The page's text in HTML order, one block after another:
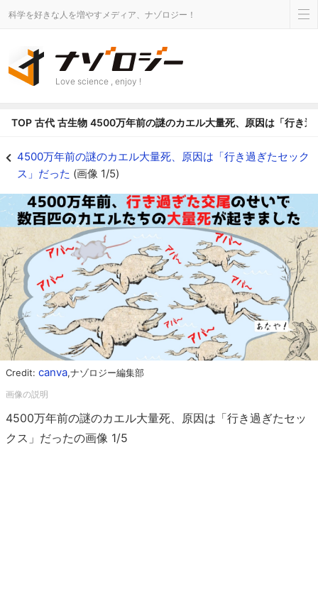
科学を好きな人を増やすメディア、ナゾロジー！
Love science , enjoy !
TOP 古代 古生物 4500万年前の謎のカエル大量死、原因は「行き過
4500万年前の謎のカエル大量死、原因は「行き過ぎたセック
ス」だった (画像 1/5)
Credit: canva,ナゾロジー編集部
4500万年前の謎のカエル大量死、原因は「行き過ぎたセッ
クス」だったの画像 1/5